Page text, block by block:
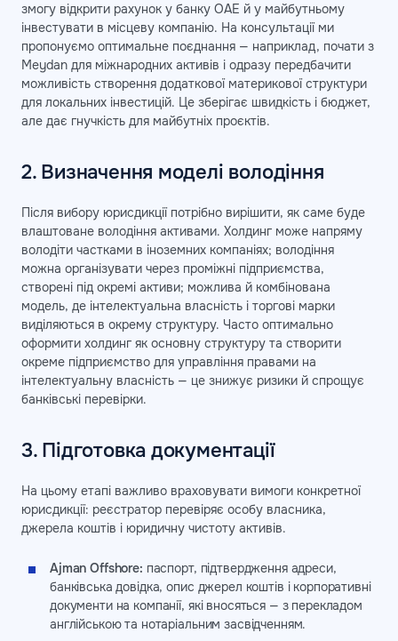
змогу відкрити рахунок у банку ОАЕ й у майбутньому
інвестувати в місцеву компанію. На консультації ми
пропонуємо оптимальне поєднання — наприклад, почати з
Meydan для міжнародних активів і одразу передбачити
можливість створення додаткової материкової структури
для локальних інвестицій. Це зберігає швидкість і бюджет,
але дає гнучкість для майбутніх проєктів.
2. Визначення моделі володіння
Після вибору юрисдикції потрібно вирішити, як саме буде
влаштоване володіння активами. Холдинг може напряму
володіти частками в іноземних компаніях; володіння
можна організувати через проміжні підприємства,
створені під окремі активи; можлива й комбінована
модель, де інтелектуальна власність і торгові марки
виділяються в окрему структуру. Часто оптимально
оформити холдинг як основну структуру та створити
окреме підприємство для управління правами на
інтелектуальну власність — це знижує ризики й спрощує
банківські перевірки.
3. Підготовка документації
На цьому етапі важливо враховувати вимоги конкретної
юрисдикції: реєстратор перевіряє особу власника,
джерела коштів і юридичну чистоту активів.
Ajman Offshore: паспорт, підтвердження адреси,
банківська довідка, опис джерел коштів і корпоративні
документи на компанії, які вносяться — з перекладом
англійською та нотаріальним засвідченням.